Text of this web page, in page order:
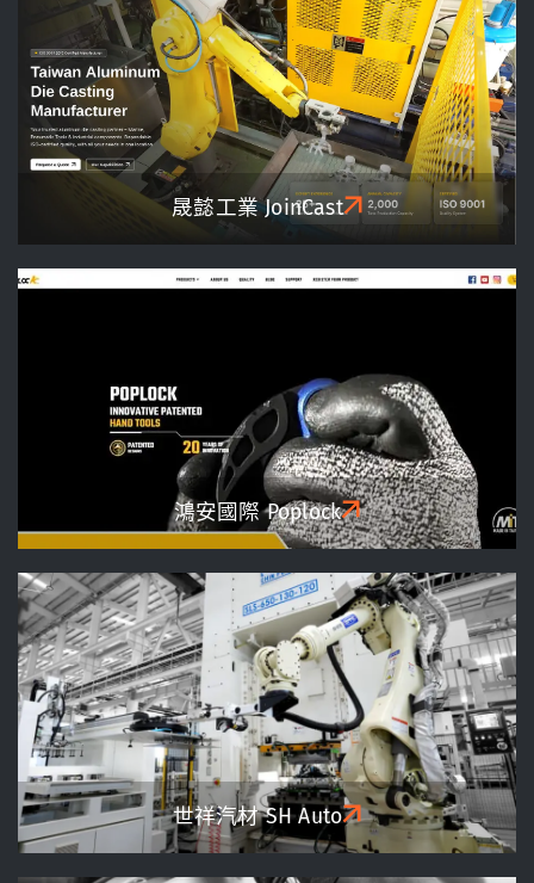
晟懿工業 JoinCast
鴻安國際 Poplock
世祥汽材SH Auto